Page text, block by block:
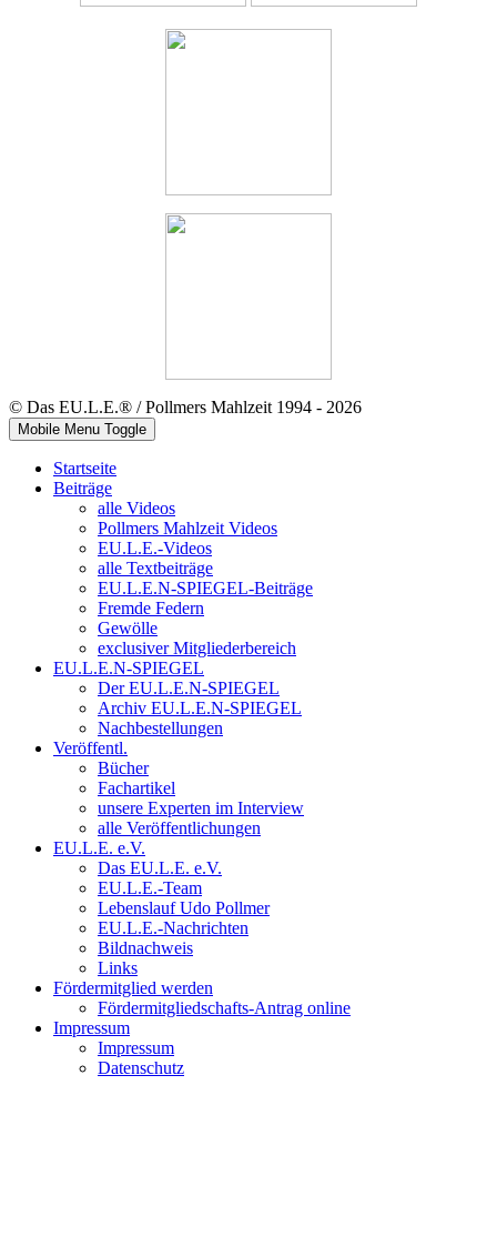
© Das EU.L.E.® / Pollmers Mahlzeit 1994 - 2026
Mobile Menu Toggle
Startseite
Beiträge
alle Videos
Pollmers Mahlzeit Videos
EU.L.E.-Videos
alle Textbeiträge
EU.L.E.N-SPIEGEL-Beiträge
Fremde Federn
Gewölle
exclusiver Mitgliederbereich
EU.L.E.N-SPIEGEL
Der EU.L.E.N-SPIEGEL
Archiv EU.L.E.N-SPIEGEL
Nachbestellungen
Veröffentl.
Bücher
Fachartikel
unsere Experten im Interview
alle Veröffentlichungen
EU.L.E. e.V.
Das EU.L.E. e.V.
EU.L.E.-Team
Lebenslauf Udo Pollmer
EU.L.E.-Nachrichten
Bildnachweis
Links
Fördermitglied werden
Fördermitgliedschafts-Antrag online
Impressum
Impressum
Datenschutz